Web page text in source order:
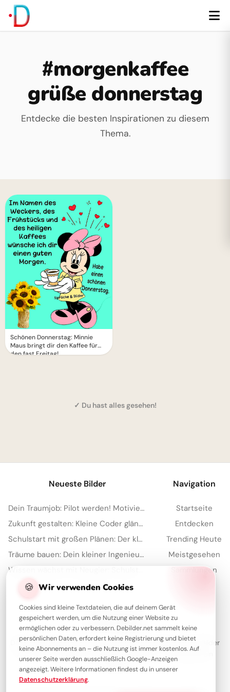
#morgenkaffee
grüße donnerstag
Entdecke die besten Inspirationen zu diesem
Thema.
Schönen Donnerstag: Minnie
Maus bringt dir den Kaffee für
den fast Freitag!
✓ Du hast alles gesehen!
🍪 Wir verwenden Cookies
Cookies sind kleine Textdateien, die auf deinem Gerät
gespeichert werden, um die Nutzung einer Website zu
ermöglichen oder zu verbessern. Debilder.net sammelt keine
persönlichen Daten, erfordert keine Registrierung und bietet
keine Abonnements an – die Nutzung ist immer kostenlos. Auf
unserer Seite werden ausschließlich Google-Anzeigen
angezeigt. Weitere Informationen findest du in unserer
Datenschutzerklärung.
Neueste Bilder
Dein Traumjob: Pilot werden! Motivierende Bilder für YouTube
Zukunft gestalten: Kleine Coder glänzen für Instagram
Schulstart mit großen Plänen: Der kleine Architekt erobert Pinterest!
Träume bauen: Dein kleiner Ingenieur startet durch – perfekt für WhatsApp!
Navigation
Startseite
Entdecken
Trending Heute
Meistgesehen
Sammlungen
Über Debilder
Debilder ist deine Plattform für die schönsten Grüße und Bilder
zum Teilen. Entdecke unsere Sammlung und verschenke ein
Lächeln!